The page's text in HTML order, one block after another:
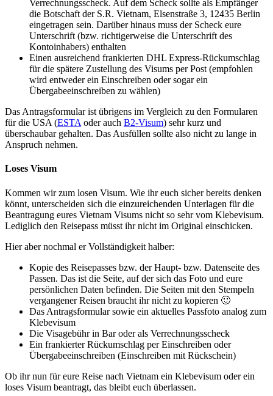
Verrechnungsscheck. Auf dem Scheck sollte als Empfänger
die Botschaft der S.R. Vietnam, Elsenstraße 3, 12435 Berlin
eingetragen sein. Darüber hinaus muss der Scheck eure
Unterschrift (bzw. richtigerweise die Unterschrift des
Kontoinhabers) enthalten
Einen ausreichend frankierten DHL Express-Rückumschlag
für die spätere Zustellung des Visums per Post (empfohlen
wird entweder ein Einschreiben oder sogar ein
Übergabeeinschreiben zu wählen)
Das Antragsformular ist übrigens im Vergleich zu den Formularen
für die USA (ESTA oder auch B2-Visum) sehr kurz und
überschaubar gehalten. Das Ausfüllen sollte also nicht zu lange in
Anspruch nehmen.
Loses Visum
Kommen wir zum losen Visum. Wie ihr euch sicher bereits denken
könnt, unterscheiden sich die einzureichenden Unterlagen für die
Beantragung eures Vietnam Visums nicht so sehr vom Klebevisum.
Lediglich den Reisepass müsst ihr nicht im Original einschicken.
Hier aber nochmal er Vollständigkeit halber:
Kopie des Reisepasses bzw. der Haupt- bzw. Datenseite des
Passen. Das ist die Seite, auf der sich das Foto und eure
persönlichen Daten befinden. Die Seiten mit den Stempeln
vergangener Reisen braucht ihr nicht zu kopieren 🙂
Das Antragsformular sowie ein aktuelles Passfoto analog zum
Klebevisum
Die Visagebühr in Bar oder als Verrechnungsscheck
Ein frankierter Rückumschlag per Einschreiben oder
Übergabeeinschreiben (Einschreiben mit Rückschein)
Ob ihr nun für eure Reise nach Vietnam ein Klebevisum oder ein
loses Visum beantragt, das bleibt euch überlassen.